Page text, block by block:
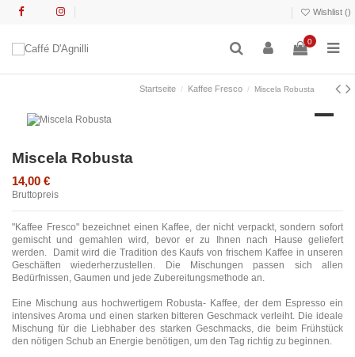
Wishlist ()
0
Startseite Kaffee Fresco Miscela Robusta
Miscela Robusta
14,00 €
Bruttopreis
"Kaffee Fresco" bezeichnet einen Kaffee, der nicht verpackt, sondern sofort
gemischt und gemahlen wird, bevor er zu Ihnen nach Hause geliefert
werden. Damit wird die Tradition des Kaufs von frischem Kaffee in unseren
Geschäften wiederherzustellen. Die Mischungen passen sich allen
Bedürfnissen, Gaumen und jede Zubereitungsmethode an.
Eine Mischung aus hochwertigem Robusta- Kaffee, der dem Espresso ein
intensives Aroma und einen starken bitteren Geschmack verleiht. Die ideale
Mischung für die Liebhaber des starken Geschmacks, die beim Frühstück
den nötigen Schub an Energie benötigen, um den Tag richtig zu beginnen.